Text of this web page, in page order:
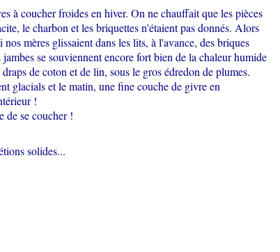
à coucher froides en hiver. On ne chauffait que les pièces
le charbon et les briquettes n'étaient pas donnés. Alors
mères glissaient dans les lits, à l'avance, des briques
se souviennent encore fort bien de la chaleur humide
de coton et de lin, sous le gros édredon de plumes.
glacials et le matin, une fine couche de givre en
!
de se coucher !
solides...